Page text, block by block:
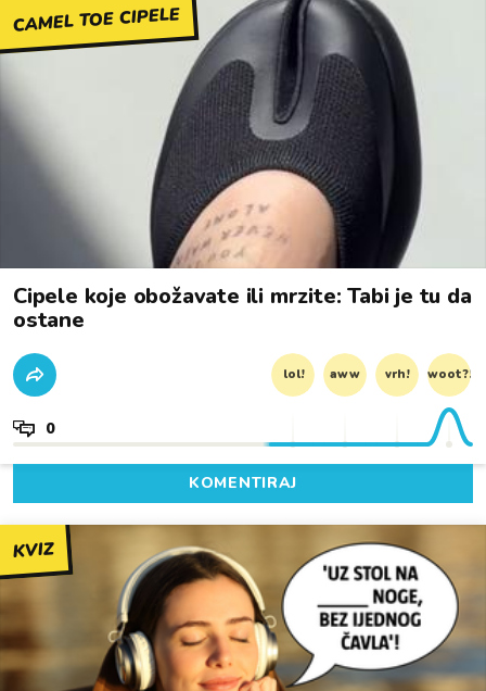
CAMEL TOE CIPELE
Cipele koje obožavate ili mrzite: Tabi je tu da
ostane
lol! aww vrh! woot?!
0
KOMENTIRAJ
KVIZ